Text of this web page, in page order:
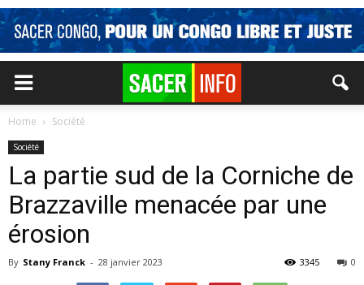
Home Société
Société
La partie sud de la Corniche de
Brazzaville menacée par une
érosion
By Stany Franck - 28 janvier 2023 0
3345